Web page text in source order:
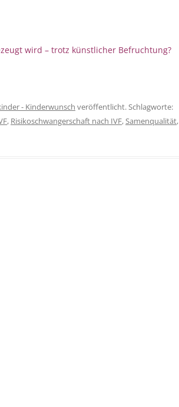
wird – trotz künstlicher Befruchtung?
- Kinderwunsch veröffentlicht. Schlagworte:
, Risikoschwangerschaft nach IVF,Samenqualität,